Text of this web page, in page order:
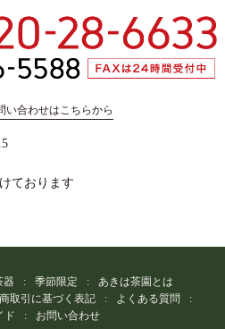
い合わせはこちらから
ております
器 季節限定
あきは茶園とは
取引に基づく表記
よくある質問
ド
お問い合わせ